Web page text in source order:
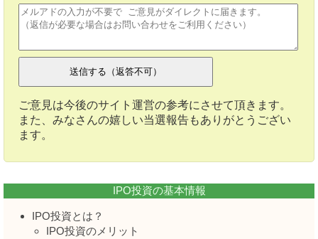
ご意見は今後のサイト運営の参考にさせて頂きます。
また、みなさんの嬉しい当選報告もありがとうござい
ます。
IPO投資の基本情報
IPO投資とは？
IPO投資のメリット